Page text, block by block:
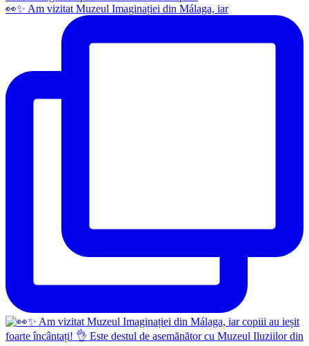
👀✨️ Am vizitat Muzeul Imaginației din Málaga, iar